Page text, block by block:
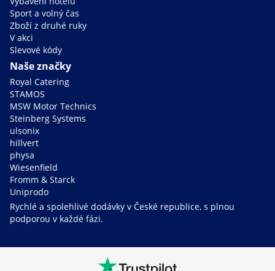
Sport a volný čas
Zboží z druhé ruky
V akci
Slevové kódy
Naše značky
Royal Catering
STAMOS
MSW Motor Technics
Steinberg Systems
ulsonix
hillvert
physa
Wiesenfield
Fromm & Starck
Uniprodo
Rychlé a spolehlivé dodávky v České republice, s plnou
podporou v každé fázi.